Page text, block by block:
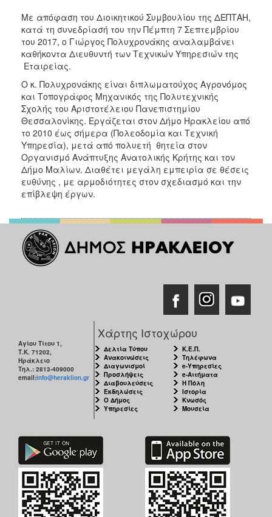
2011
2010
2006
ΔΗΜΟΤΗΣ
ΕΠΙΣΚΕΠΤΗΣ
ΗΡΑΚΛΕΙΟ
Με απόφαση του Διοικητικού Συμβουλίου της ΔΕΠΤΑΗ,
κατά τη συνεδρίασή του την Πέμπτη 7 Σεπτεμβρίου
του 2017, ο Γιώργος Πολυχρονάκης αναλαμβάνει
καθήκοντα Διευθυντή των Τεχνικών Υπηρεσιών της
Εταιρείας.
Ο κ. Πολυχρονάκης είναι διπλωματούχος Αγρονόμος
και Τοπογράφος Μηχανικός της Πολυτεχνικής
Σχολής του Αριστοτέλειου Πανεπιστημίου
Θεσσαλονίκης. Εργάζεται στον Δήμο Ηρακλείου από
το 2010 έως σήμερα (Πολεοδομία και Τεχνική
Υπηρεσία), μετά από πολυετή θητεία στον
Οργανισμό Ανάπτυξης Ανατολικής Κρήτης και τον
Δήμο Μαλίων. Διαθέτει μεγάλη εμπειρία σε θέσεις
ευθύνης , με αρμοδιότητες στον σχεδιασμό και την
επίβλεψη έργων.
Αγίου Τίτου 1,
Τ.Κ. 71202,
Ηράκλειο
Τηλ.: 2813-409000
email:info@heraklion.gr
Χάρτης Ιστοχώρου
Δελτία Τύπου
Ανακοινώσεις
Διαγωνισμοί
Προσλήψεις
Διαβουλεύσεις
Εκδηλώσεις
Ο Δήμος
Υπηρεσίες
Κ.Ε.Π.
Τηλέφωνα
e-Υπηρεσίες
e-Αιτήματα
Η Πόλη
Ιστορία
Κνωσός
Μουσεία